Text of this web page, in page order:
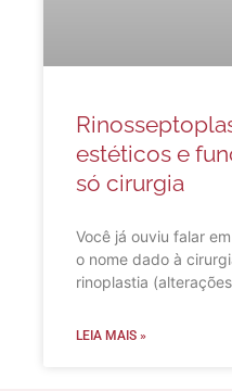
estéticos e
só cirurgia
Você já ouviu falar
o nome dado à
rinoplastia
LEIA MAIS »